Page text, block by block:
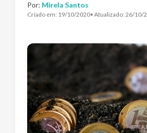
Por: Mirela Santos
Criado em: 19/10/2020• Atualizado: 26/10/